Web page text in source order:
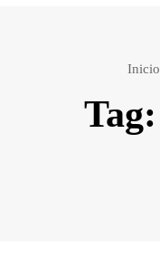
Inicio
Tag: